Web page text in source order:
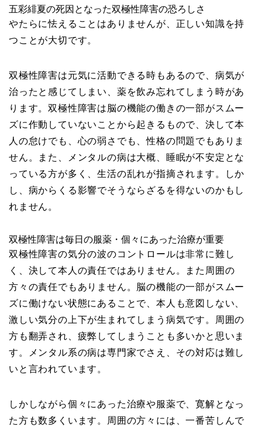
五彩緋夏の死因となった双極性障害の恐ろしさ
やたらに怯えることはありませんが、正しい知識を持
つことが大切です。
双極性障害は元気に活動できる時もあるので、病気が
治ったと感じてしまい、薬を飲み忘れてしまう時があ
ります。双極性障害は脳の機能の働きの一部がスムー
ズに作動していないことから起きるもので、決して本
人の怠けでも、心の弱さでも、性格の問題でもありま
せん。また、メンタルの病は大概、睡眠が不安定とな
っている方が多く、生活の乱れが指摘されます。しか
し、病からくる影響でそうならざるを得ないのかもし
れません。
双極性障害は毎日の服薬・個々にあった治療が重要
双極性障害の気分の波のコントロールは非常に難し
く、決して本人の責任ではありません。また周囲の
方々の責任でもありません。脳の機能の一部がスムー
ズに働けない状態にあることで、本人も意図しない、
激しい気分の上下が生まれてしまう病気です。周囲の
方も翻弄され、疲弊してしまうことも多いかと思いま
す。メンタル系の病は専門家でさえ、その対応は難し
いと言われています。
しかしながら個々にあった治療や服薬で、寛解となっ
た方も数多くいます。周囲の方々には、一番苦しんで